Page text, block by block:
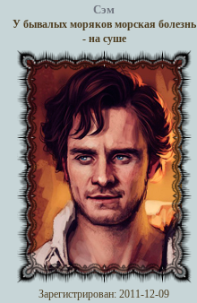
Сэм
У бывалых моряков морская болезнь
- на суше
Зарегистрирован: 2011-12-09